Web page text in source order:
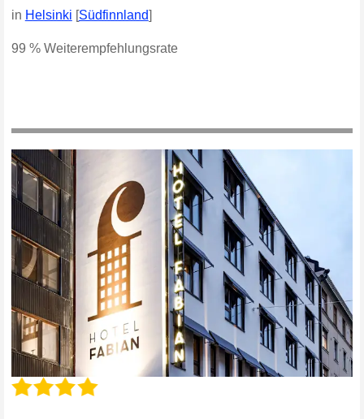
in Helsinki [Südfinnland]
99 % Weiterempfehlungsrate